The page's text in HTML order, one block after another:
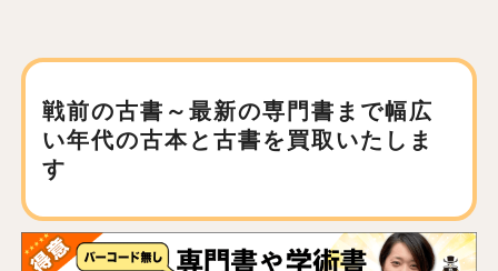
戦前の古書～最新の専門書まで幅広
い年代の古本と古書を買取いたしま
す